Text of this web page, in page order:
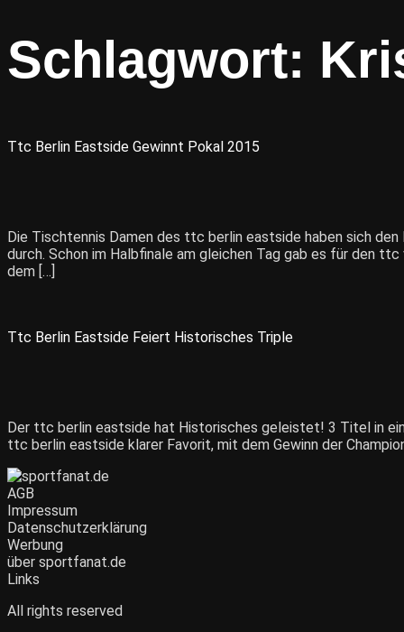
Schlagwort:
Ttc Berlin Eastside Gewinnt Pokal 2015
Die Tischtennis Damen des ttc berlin eastside haben sich
durch. Schon im Halbfinale am gleichen Tag gab es für den
dem […]
Ttc Berlin Eastside Feiert Historisches Triple
Der ttc berlin eastside hat Historisches geleistet! 3 Titel in
ttc berlin eastside klarer Favorit, mit dem Gewinn der
AGB
Impressum
Datenschutzerklärung
Werbung
über sportfanat.de
Links
All rights reserved